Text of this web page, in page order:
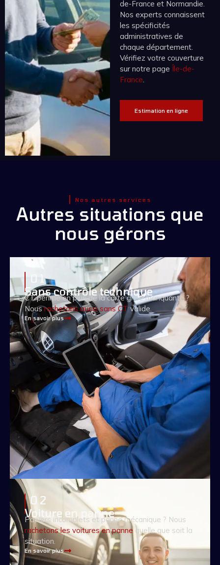
de-France et Normandie.
Nos experts connaissent
les spécificités
administratives de
chaque département.
Vérifiez votre couverture
sur notre page Île-de-
France.
Estimation en ligne
Nos autres services
Autres situations que
nous gérons
0 1
Sans contrôle technique
CT périmé en plus de la carte grise manquante ?
Nousrachetons aussi sans CTvalide.
En savoir plus
0 2
Voiture en panne
Papiers incomplets et panne mécanique ? Nous
rachetons les voitures en panne quelle que soit la
situation.
En savoir plus